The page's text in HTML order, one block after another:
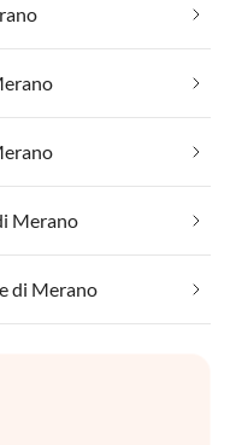
Merano
di Merano